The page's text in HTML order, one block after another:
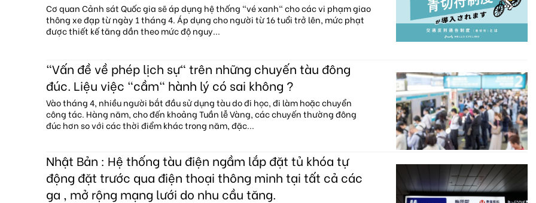
Cơ quan Cảnh sát Quốc gia sẽ áp dụng hệ thống "vé xanh" cho các vi phạm giao
thông xe đạp từ ngày 1 tháng 4. Áp dụng cho người từ 16 tuổi trở lên, mức phạt
được thiết kế tăng dần theo mức độ nguy...
"Vấn đề về phép lịch sự" trên những chuyến tàu đông
đúc. Liệu việc "cầm" hành lý có sai không ?
Vào tháng 4, nhiều người bắt đầu sử dụng tàu do đi học, đi làm hoặc chuyển
công tác. Hàng năm, cho đến khoảng Tuần lễ Vàng, các chuyến thường đông
đúc hơn so với các thời điểm khác trong năm, đặc...
Nhật Bản : Hệ thống tàu điện ngầm lắp đặt tủ khóa tự
động đặt trước qua điện thoại thông minh tại tất cả các
ga , mở rộng mạng lưới do nhu cầu tăng.